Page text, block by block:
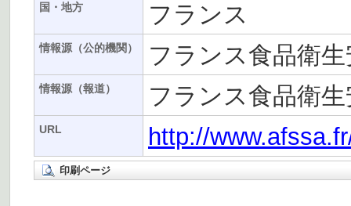
国・地方 フランス
情報源（公的機関） フランス食品衛
情報源（報道） フランス食品衛
URL http://
印刷ページ